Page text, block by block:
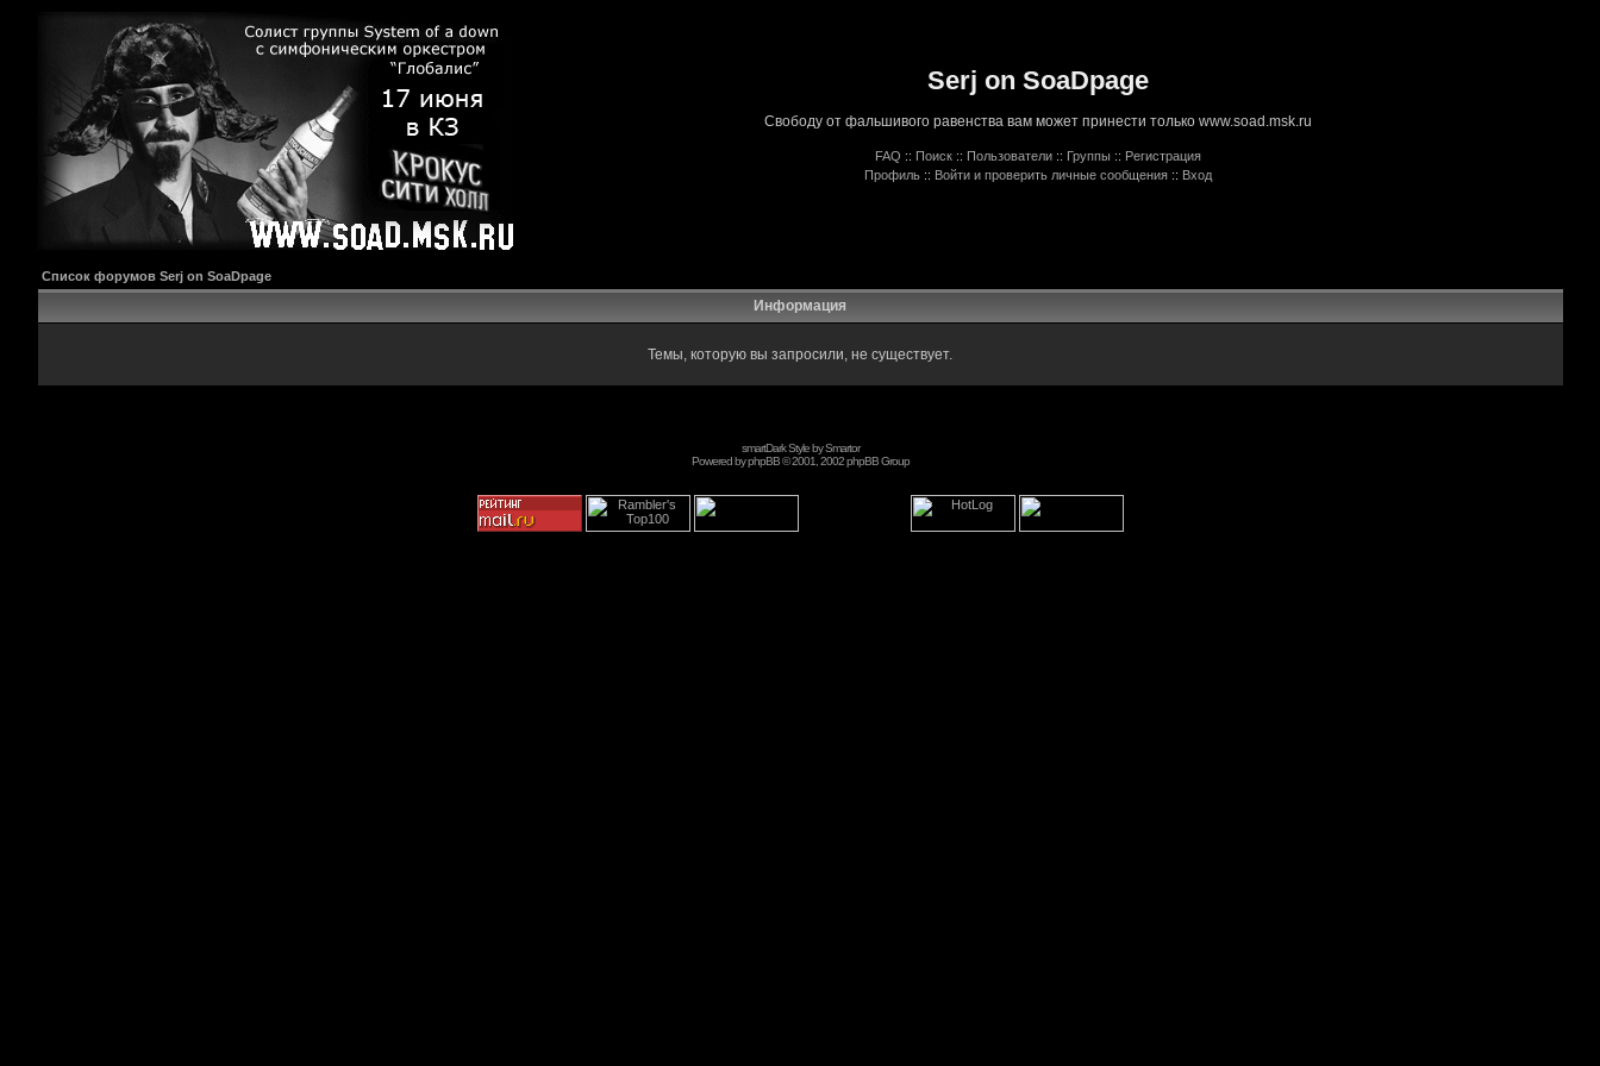
Serj on SoaDpage
Свободу от фальшивого равенства вам может принести только www.soad.msk.ru
FAQ :: Поиск :: Пользователи :: Группы :: Регистрация
Профиль :: Войти и проверить личные сообщения :: Вход
Список форумов Serj on SoaDpage
Информация
Темы, которую вы запросили, не существует.
smartDark Style bySmartor
Powered byphpBB© 2001, 2002 phpBB Group